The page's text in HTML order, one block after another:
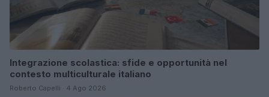
Integrazione scolastica: sfide e opportunità nel
contesto multiculturale italiano
Roberto Capelli · 4 Ago 2026